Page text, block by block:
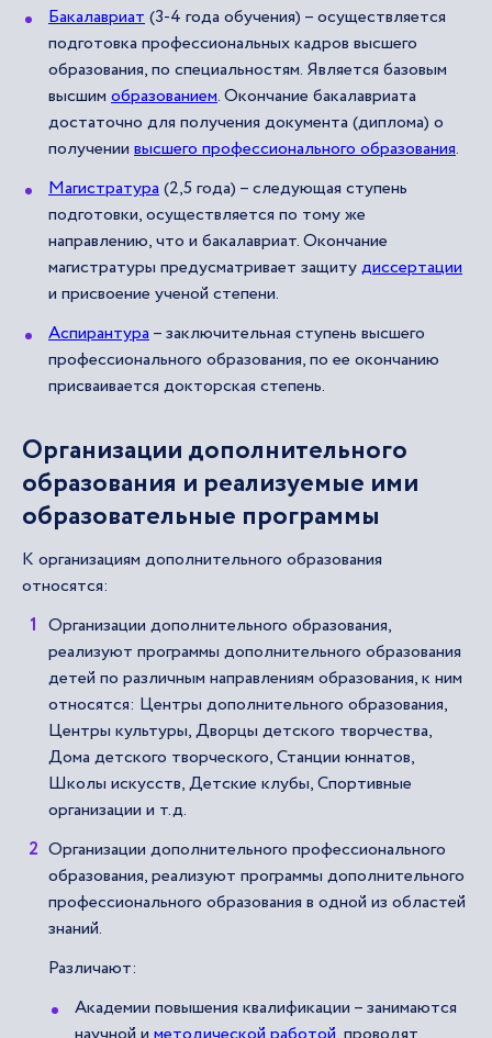
Бакалавриат(3-4 года обучения) – осуществляется
подготовка профессиональных кадров высшего
образования, по специальностям. Является базовым
высшим образованием. Окончание бакалавриата
достаточно для получения документа (диплома) о
получении высшего профессионального образования.
Магистратура(2,5 года) – следующая ступень
подготовки, осуществляется по тому же
направлению, что и бакалавриат. Окончание
магистратуры предусматривает защитудиссертации
и присвоение ученой степени.
Аспирантура– заключительная ступень высшего
профессионального образования, по ее окончанию
присваивается докторская степень.
Организации дополнительного
образования и реализуемые ими
образовательные программы
К организациям дополнительного образования
относятся:
Организации дополнительного образования,
реализуют программы дополнительного образования
детей по различным направлениям образования, к ним
относятся: Центры дополнительного образования,
Центры культуры, Дворцы детского творчества,
Дома детского творческого, Станции юннатов,
Школы искусств, Детские клубы, Спортивные
организации и т.д.
Организации дополнительного профессионального
образования, реализуют программы дополнительного
профессионального образования в одной из областей
знаний.
Различают:
Академии повышения квалификации – занимаются